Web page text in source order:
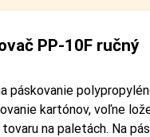
PP-10F ručný
páskovanie
kartónov, voľne
na paletách. Na